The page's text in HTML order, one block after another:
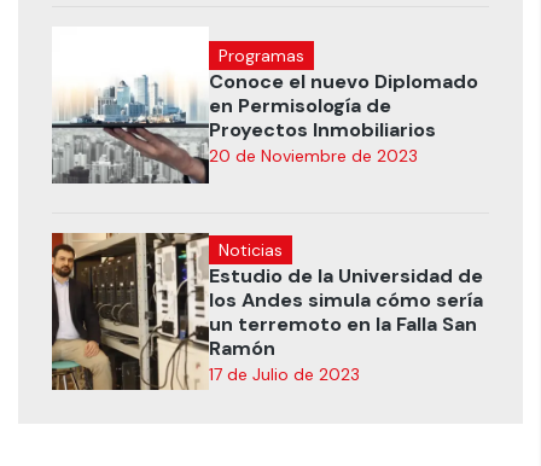
Programas
Conoce el nuevo Diplomado
en Permisología de
Proyectos Inmobiliarios
20 de Noviembre de 2023
Noticias
Estudio de la Universidad de
los Andes simula cómo sería
un terremoto en la Falla San
Ramón
17 de Julio de 2023